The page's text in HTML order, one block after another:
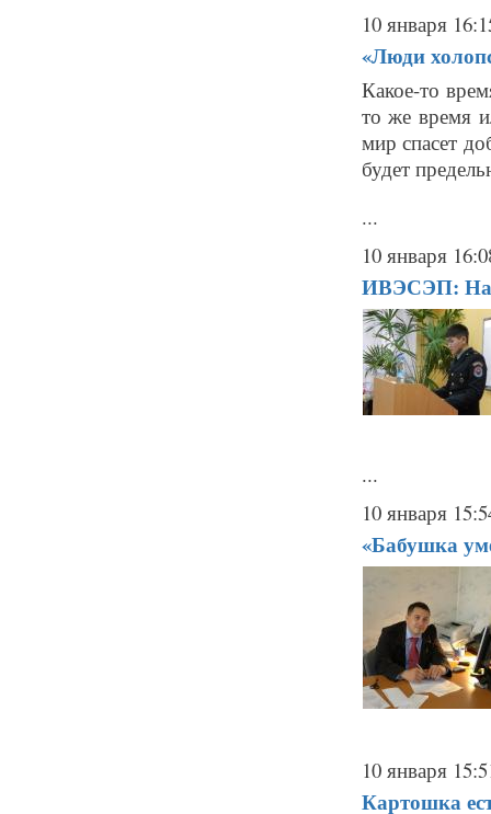
10 января
«Люди
Какое-то
то же время
мир спасет
будет
...
10 января
ИВЭСЭП: Нам
...
10 января
«Бабушка
10 января
Картошка